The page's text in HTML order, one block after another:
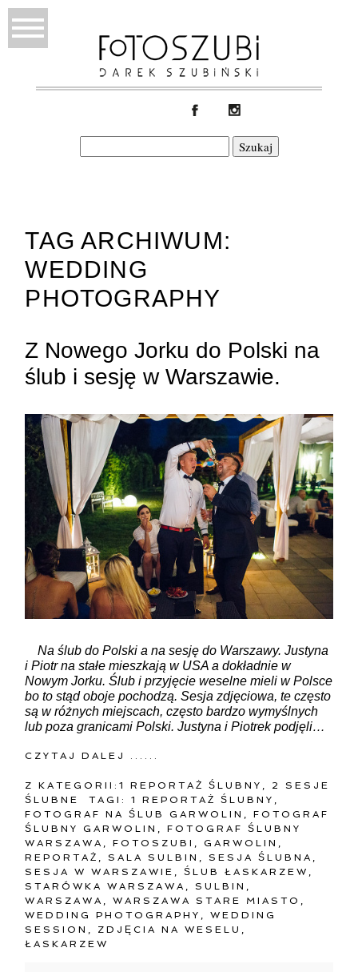
Szukaj:
TAG ARCHIWUM:
WEDDING
PHOTOGRAPHY
Z Nowego Jorku do Polski na
ślub i sesję w Warszawie.
Na ślub do Polski a na sesję do Warszawy. Justyna
i Piotr na stałe mieszkają w USA a dokładnie w
Nowym Jorku. Ślub i przyjęcie weselne mieli w Polsce
bo to stąd oboje pochodzą. Sesja zdjęciowa, te często
są w różnych miejscach, często bardzo wymyślnych
lub poza granicami Polski. Justyna i Piotrek podjęli…
CZYTAJ DALEJ ......
Z KATEGORII:1 REPORTAŻ ŚLUBNY
2 SESJE
ŚLUBNE
TAGI:1 REPORTAŻ ŚLUBNY
FOTOGRAF NA ŚLUB GARWOLIN
,FOTOGRAF
ŚLUBNY GARWOLIN
,FOTOGRAF ŚLUBNY
WARSZAWA
,FOTOSZUBI GARWOLIN
REPORTAŻ
SALA SULBIN SESJA ŚLUBNA
SESJA W WARSZAWIE
,ŚLUB ŁASKARZEW
STARÓWKA WARSZAWA
SULBIN
WARSZAWA
,WARSZAWA STARE MIASTO
WEDDING PHOTOGRAPHY
,WEDDING
SESSION
ZDJĘCIA NA WESELU
ŁASKARZEW